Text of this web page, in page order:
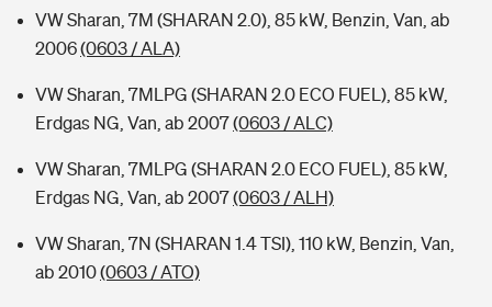
VW Sharan, 7M (SHARAN 2.0), 85 kW, Benzin, Van, ab
2006(0603 / ALA)
VW Sharan, 7MLPG (SHARAN 2.0 ECO FUEL), 85 kW,
Erdgas NG, Van, ab 2007(0603 / ALC)
VW Sharan, 7MLPG (SHARAN 2.0 ECO FUEL), 85 kW,
Erdgas NG, Van, ab 2007(0603 / ALH)
VW Sharan, 7N (SHARAN 1.4 TSI), 110 kW, Benzin, Van,
ab 2010(0603 / ATO)